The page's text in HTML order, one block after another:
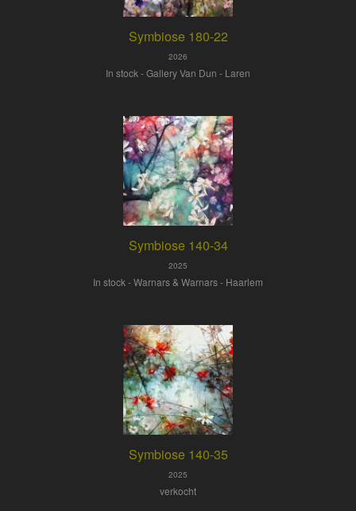
Symbiose 180-22
2026
In stock - Gallery Van Dun - Laren
Symbiose 140-34
2025
In stock - Warnars & Warnars - Haarlem
Symbiose 140-35
2025
verkocht